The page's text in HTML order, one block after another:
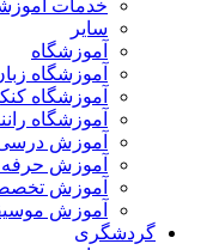
خدمات
سایر
آموزشگاه
آموزشگاه
آموزشگاه
آموزشگاه
آموزش
آموزش
آموزش
آموزش
گردشگری